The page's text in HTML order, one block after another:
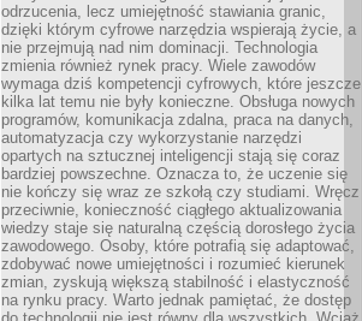
odrzucenia, lecz umiejętność stawiania granic,
dzięki którym cyfrowe narzędzia wspierają życie, a
nie przejmują nad nim dominacji. Technologia
zmienia również rynek pracy. Wiele zawodów
wymaga dziś kompetencji cyfrowych, które jeszcze
kilka lat temu nie były konieczne. Obsługa nowych
programów, komunikacja zdalna, praca na danych,
automatyzacja czy wykorzystanie narzędzi
opartych na sztucznej inteligencji stają się coraz
bardziej powszechne. Oznacza to, że uczenie się
nie kończy się wraz ze szkołą czy studiami. Wręcz
przeciwnie, konieczność ciągłego aktualizowania
wiedzy staje się naturalną częścią dorosłego życia
zawodowego. Osoby, które potrafią się adaptować,
zdobywać nowe umiejętności i rozumieć kierunek
zmian, zyskują większą stabilność i elastyczność
na rynku pracy. Warto jednak pamiętać, że dostęp